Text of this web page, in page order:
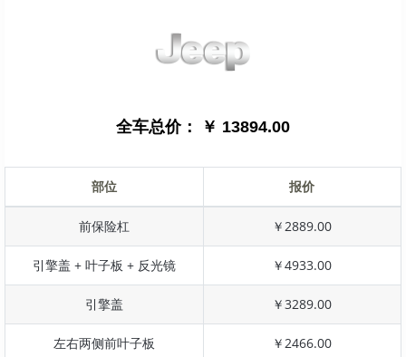
全车总价： ￥ 13894.00
部位 报价
前保险杠 ￥2889.00
引擎盖 + 叶子板 + 反光镜 ￥4933.00
引擎盖 ￥3289.00
左右两侧前叶子板 ￥2466.00